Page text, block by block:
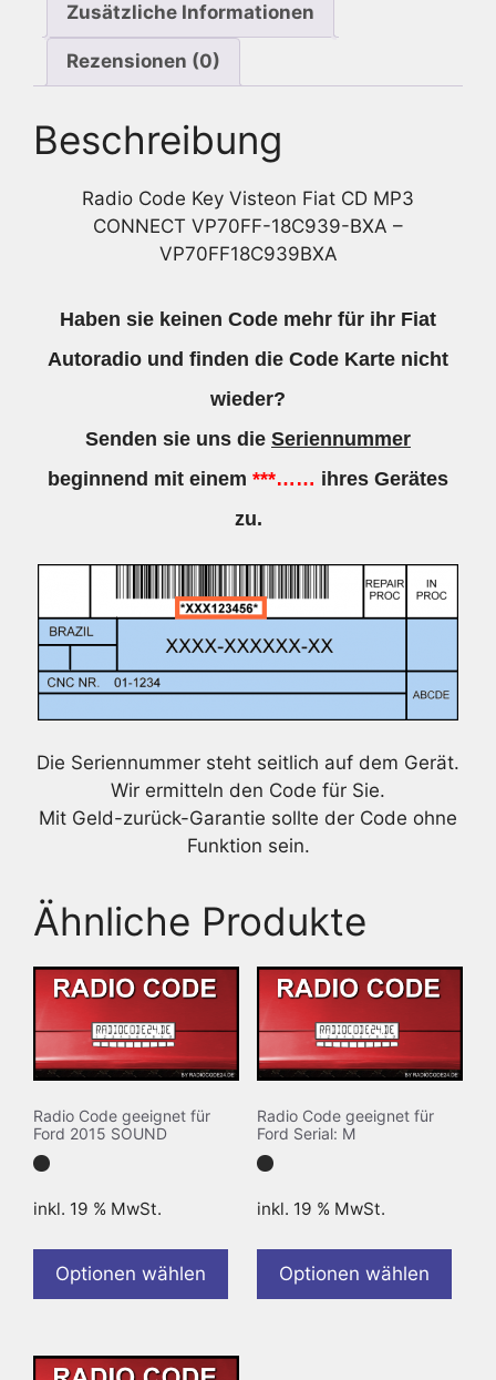
Menge
Zusätzliche Informationen
Rezensionen (0)
Beschreibung
Radio Code Key Visteon Fiat CD MP3
CONNECT VP70FF-18C939-BXA –
VP70FF18C939BXA
Haben sie keinen Code mehr für ihr Fiat
Autoradio und finden die Code Karte nicht
wieder?
Senden sie uns die Seriennummer
beginnend mit einem ***…… ihres Gerätes
zu.
Die Seriennummer steht seitlich auf dem Gerät.
Wir ermitteln den Code für Sie.
Mit Geld-zurück-Garantie sollte der Code ohne
Funktion sein.
Ähnliche Produkte
Radio Code geeignet für
Ford 2015 SOUND
inkl. 19 % MwSt.
Optionen wählen
Radio Code geeignet für
Ford Serial: M
inkl. 19 % MwSt.
Optionen wählen